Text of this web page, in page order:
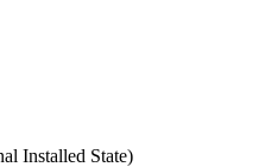
Installed State)